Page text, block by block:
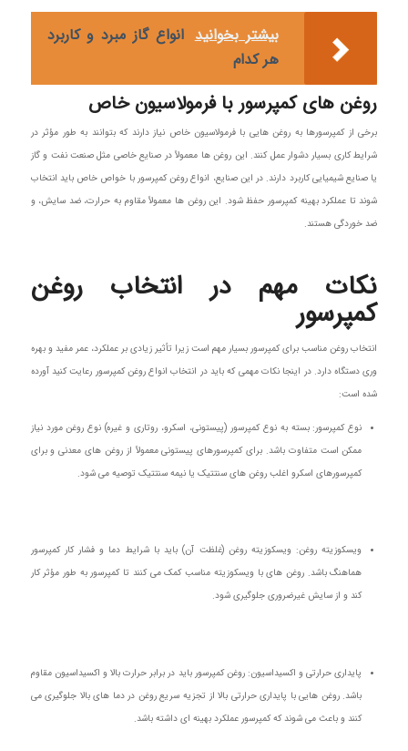
بیشتر بخوانید انواع گاز مبرد و کاربرد
هر کدام
روغن‌ های کمپرسور با فرمولاسیون خاص
برخی از کمپرسورها به روغن‌ هایی با فرمولاسیون خاص نیاز دارند که بتوانند به‌ طور مؤثر در
شرایط کاری بسیار دشوار عمل کنند. این روغن‌ ها معمولاً در صنایع خاصی مثل صنعت نفت و گاز
یا صنایع شیمیایی کاربرد دارند. در این صنایع، انواع روغن کمپرسور با خواص خاص باید انتخاب
شوند تا عملکرد بهینه کمپرسور حفظ شود. این روغن‌ ها معمولاً مقاوم به حرارت، ضد سایش، و
ضد خوردگی هستند.
نکات مهم در انتخاب روغن
کمپرسور
انتخاب روغن مناسب برای کمپرسور بسیار مهم است زیرا تأثیر زیادی بر عملکرد، عمر مفید و بهره‌
وری دستگاه دارد. در اینجا نکات مهمی که باید در انتخاب انواع روغن کمپرسور رعایت کنید آورده
شده است:
نوع کمپرسور: بسته به نوع کمپرسور (پیستونی، اسکرو، روتاری و غیره) نوع روغن مورد نیاز
ممکن است متفاوت باشد. برای کمپرسورهای پیستونی معمولاً از روغن‌ های معدنی و برای
کمپرسورهای اسکرو اغلب روغن‌ های سنتتیک یا نیمه‌ سنتتیک توصیه می‌ شود.
ویسکوزیته روغن: ویسکوزیته روغن (غلظت آن) باید با شرایط دما و فشار کار کمپرسور
هماهنگ باشد. روغن‌ های با ویسکوزیته مناسب کمک می‌ کنند تا کمپرسور به‌ طور مؤثر کار
کند و از سایش غیرضروری جلوگیری شود.
پایداری حرارتی و اکسیداسیون: روغن کمپرسور باید در برابر حرارت بالا و اکسیداسیون مقاوم
باشد. روغن‌ هایی با پایداری حرارتی بالا از تجزیه سریع روغن در دما های بالا جلوگیری می‌
کنند و باعث می‌ شوند که کمپرسور عملکرد بهینه‌ ای داشته باشد.